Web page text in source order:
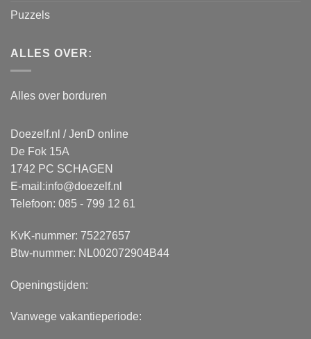
Puzzels
ALLES OVER:
Alles over borduren
Doezelf.nl / JenD online
De Fok 15A
1742 PC SCHAGEN
E-mail:info@doezelf.nl
Telefoon: 085 - 799 12 61
KvK-nummer: 75227657
Btw-nummer: NL002072904B44
Openingstijden:
Vanwege vakantieperiode: